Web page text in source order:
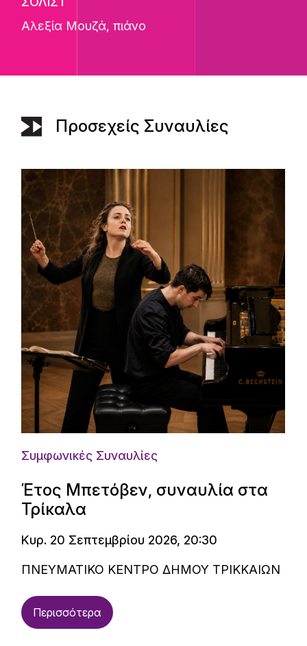
Αλεξία Μουζά, πιάνο
Προσεχείς Συναυλίες
Συμφωνικές Συναυλίες
Έτος Μπετόβεν, συναυλία στα
Τρίκαλα
Κυρ. 20 Σεπτεμβρίου 2026, 20:30
ΠΝΕΥΜΑΤΙΚΟ ΚΕΝΤΡΟ ΔΗΜΟΥ ΤΡΙΚΚΑΙΩΝ
Περισσότερα